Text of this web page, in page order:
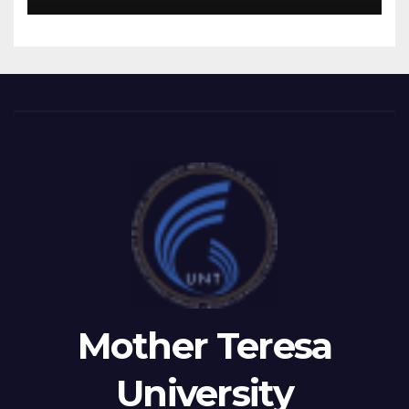
RECTOR FETAJI HOLDS
Mother Teresa
University